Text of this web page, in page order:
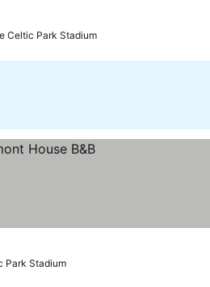
Celtic Park Stadium
Park Stadium